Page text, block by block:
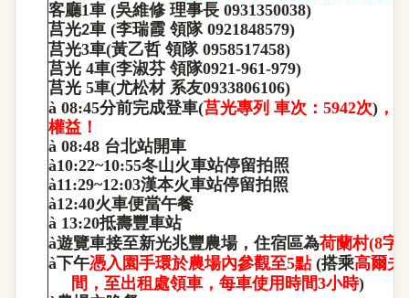
客廳1車 (吳維修 理事長 0931350038)
莒光2車 (李瑞霞 領隊 0921848579)
莒光3車(黃乙哲 領隊 0958517458)
莒光 4車(李淑芬 領隊0921-961-979)
莒光 5車(尤松材 系友0933806106)
à08:45分前完成登車(莒光專列 車次：5942次)，
權益！
à08:48 台北站開車
à10:22~10:55冬山火車站停留拍照
à11:29~12:03漢本火車站停留拍照
à12:40火車便當午餐
à13:20抵壽豐車站
à遊覽車接至新光兆豐農場，住宿區為荷蘭村(8字
à下午憑入園手環於農場內參觀至5點(搭乘高爾夫
間 ，至出租處領車 ，每車使用時間3小時)